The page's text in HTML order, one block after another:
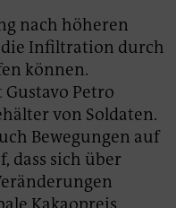
nach höheren
die Infiltration durch
können.
Petro
von Soldaten.
Bewegungen auf
dass sich über